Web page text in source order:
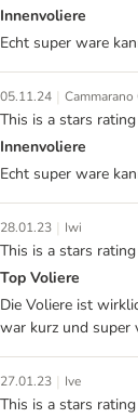
Innenvoliere
Echt super ware
05.11.24 |
This is a stars
Innenvoliere
Echt super ware
28.01.23 | Iwi
This is a stars
Top Voliere
Die Voliere ist
war kurz und super
27.01.23 | Ive
This is a stars